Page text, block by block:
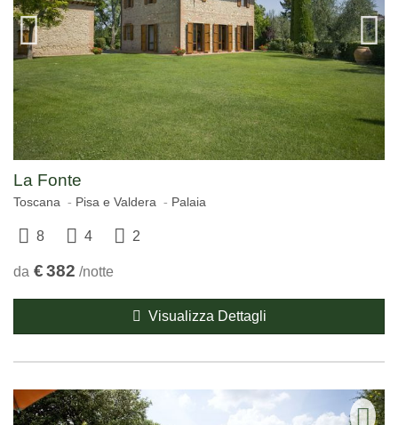
La Fonte
Toscana Pisa e Valdera Palaia
8 4 2
da €382 /notte
Visualizza Dettagli